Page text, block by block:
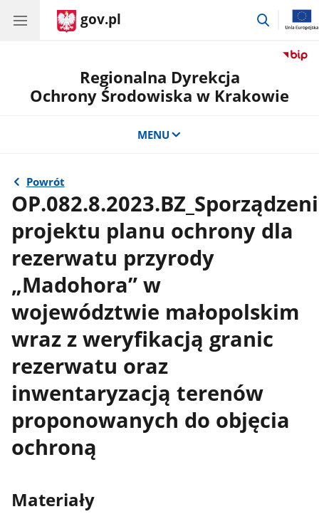
gov.pl
przejdź
Regionalna Dyrekcja
Ochrony Środowiska w Krakowie
MENU
Powrót
projektu planu ochrony dla
rezerwatu przyrody
„Madohora” w
województwie małopolskim
wraz z weryfikacją granic
rezerwatu oraz
inwentaryzacją terenów
proponowanych do objęcia
ochroną
Materiały